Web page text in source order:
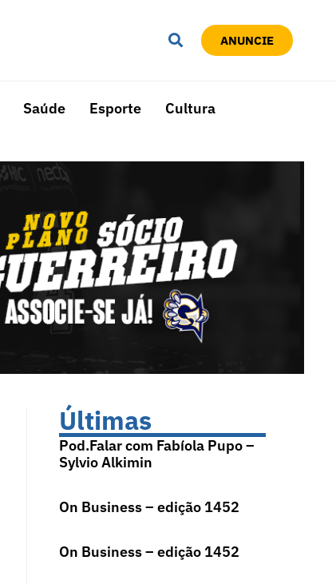
ANUNCIE
Saúde Esporte Cultura
Últimas
Pod.Falar com Fabíola Pupo –
Sylvio Alkimin
On Business – edição 1452
On Business – edição 1452